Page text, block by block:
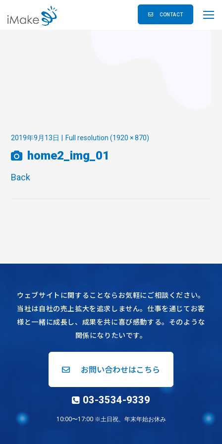
CONTACT
2019年9月13日 Full resolution (1920 × 870)
home2_img_01
Back
ウェブサイトに関することならお気軽にご相談ください。
当社は自社の売上拡大を追求しません。仕事を通じてお客
様と一緒に成長し、成果を共に喜び感動する。そのような
関係になりたいです。
お問い合わせはこちら
03-3534-9339
10:00〜17:00 ※土日祝、年末年始お休み